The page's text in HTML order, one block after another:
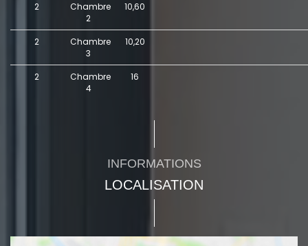
2
Chambre
2
10,60
2
Chambre
3
10,20
2
Chambre
4
16
INFORMATIONS
LOCALISATION